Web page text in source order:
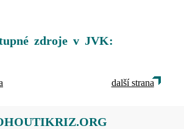
zdroje v JVK:
další strana